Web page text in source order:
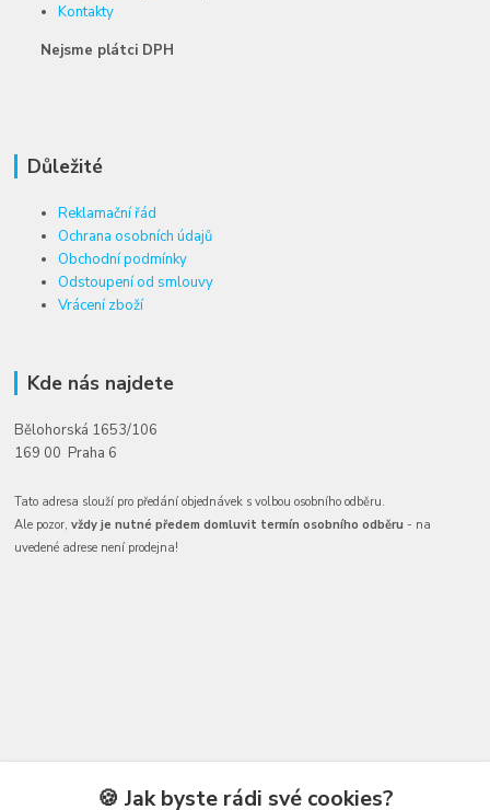
Kontakty
Nejsme plátci DPH
Důležité
Reklamační řád
Ochrana osobních údajů
Obchodní podmínky
Odstoupení od smlouvy
Vrácení zboží
Kde nás najdete
Bělohorská 1653/106
169 00 Praha 6
Tato adresa slouží pro předání objednávek s volbou osobního odběru.
Ale pozor,vždy je nutné předem domluvit termín osobního odběru - na
uvedené adrese není prodejna!
Kontakty🍪 Jak byste rádi své cookies?